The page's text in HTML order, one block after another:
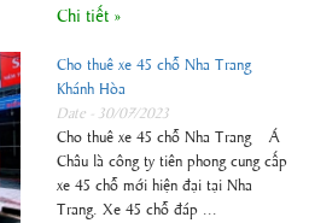
Chi tiết »
Cho thuê xe 45 chỗ Nha Trang
Khánh Hòa
Date - 30/07/2023
Cho thuê xe 45 chỗ Nha Trang – Á
Châu là công ty tiên phong cung cấp
xe 45 chỗ mới hiện đại tại Nha
Trang. Xe 45 chỗ đáp ...